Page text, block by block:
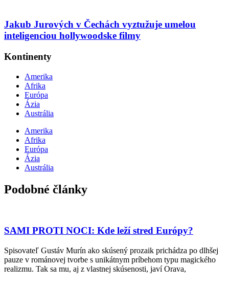
Jakub Jurových v Čechách vyztužuje umelou
inteligenciou hollywoodske filmy
Kontinenty
Amerika
Afrika
Európa
Ázia
Austrália
Amerika
Afrika
Európa
Ázia
Austrália
Podobné články
SAMI PROTI NOCI: Kde leží stred Európy?
Spisovateľ Gustáv Murín ako skúsený prozaik prichádza po dlhšej
pauze v románovej tvorbe s unikátnym príbehom typu magického
realizmu. Tak sa mu, aj z vlastnej skúsenosti, javí Orava,